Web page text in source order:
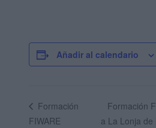
Añadir al calendario
Formación
FIWARE
Formación
a La Lonja de